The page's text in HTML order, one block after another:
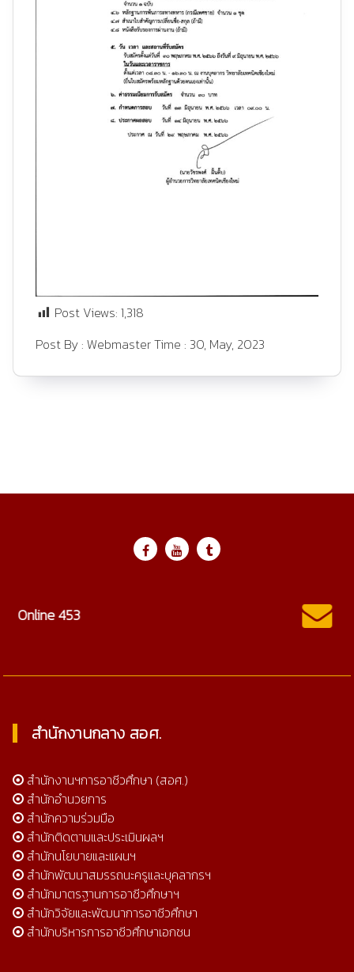
Post Views: 1,318
Post By : WebmasterTime : 30, May, 2023
สำนักงานกลาง สอศ.
สำนักงานฯการอาชีวศึกษา (สอศ.)
สำนักอำนวยการ
สำนักความร่วมมือ
สำนักติดตามและประเมินผลฯ
สำนักนโยบายและแผนฯ
สำนักพัฒนาสมรรถนะครูและบุคลากรฯ
สำนักมาตรฐานการอาชีวศึกษาฯ
สำนักวิจัยและพัฒนาการอาชีวศึกษา
สำนักบริหารการอาชีวศึกษาเอกชน